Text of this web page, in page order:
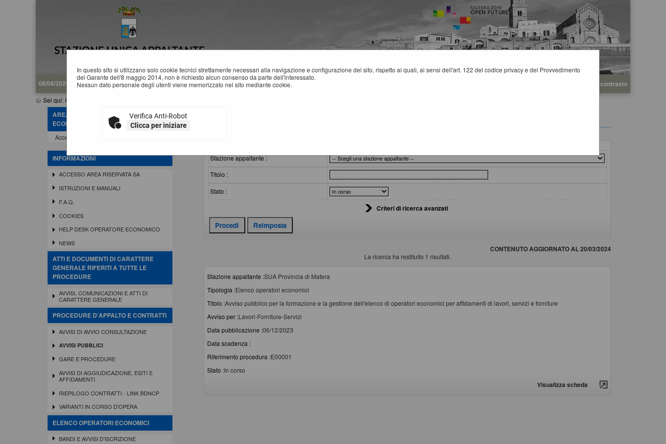
08/08/2026 08:16 Alto contrasto
Sei qui: Home
In questo sito si utilizzano solo cookie tecnici strettamente necessari alla navigazione e configurazione del sito, rispetto ai quali, ai sensi dell'art. 122 del codice privacy e del Provvedimento
del Garante dell'8 maggio 2014, non è richiesto alcun consenso da parte dell'interessato.
Nessun dato personale degli utenti viene memorizzato nel sito mediante cookie.
Verifica Anti-Robot
Clicca per iniziare
AREA RISERVATA OPERATORE
ECONOMICO
Accedi - Registrati
INFORMAZIONI
ACCESSO AREA RISERVATA SA
ISTRUZIONI E MANUALI
F.A.Q.
COOKIES
HELP DESK OPERATORE ECONOMICO
NEWS
ATTI E DOCUMENTI DI CARATTERE
GENERALE RIFERITI A TUTTE LE
PROCEDURE
AVVISI, COMUNICAZIONI E ATTI DI
CARATTERE GENERALE
PROCEDURE D'APPALTO E CONTRATTI
AVVISI DI AVVIO CONSULTAZIONE
AVVISI PUBBLICI
GARE E PROCEDURE
AVVISI DI AGGIUDICAZIONE, ESITI E
AFFIDAMENTI
RIEPILOGO CONTRATTI - LINK BDNCP
VARIANTI IN CORSO D'OPERA
ELENCO OPERATORI ECONOMICI
BANDI E AVVISI D'ISCRIZIONE
Stazione appaltante :
Titolo :
Stato :
Criteri di ricerca avanzati
CONTENUTO AGGIORNATO AL 20/03/2024
La ricerca ha restituito 1 risultati.
Stazione appaltante :SUA Provincia di Matera
Tipologia :Elenco operatori economici
Titolo :Avviso pubblico per la formazione e la gestione dell'elenco di operatori economici per affidamenti di lavori, servizi e forniture
Avviso per :Lavori-Forniture-Servizi
Data pubblicazione :06/12/2023
Data scadenza :
Riferimento procedura :E00001
Stato :In corso
Visualizza scheda